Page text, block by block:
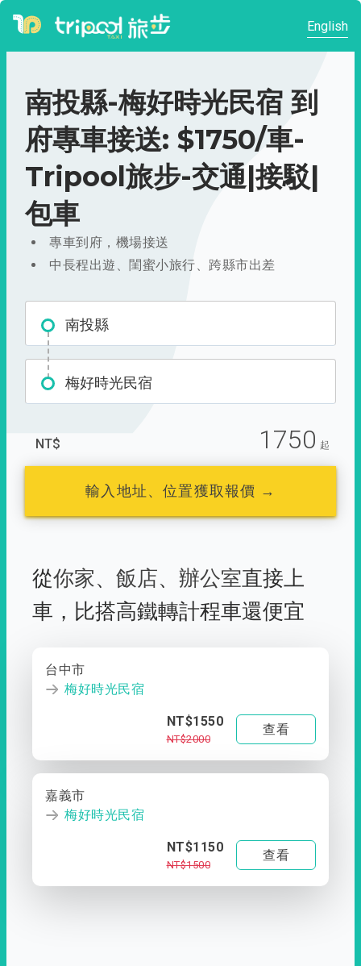
English
南投縣-梅好時光民宿 到
府專車接送: $1750/車-
Tripool旅步-交通|接駁|
包車
專車到府，機場接送
中長程出遊、閨蜜小旅行、跨縣市出差
南投縣
梅好時光民宿
NT$ 1750 起
輸入地址、位置獲取報價 →
從你家、 飯店、 辦公室直接上
車， 比搭高鐵轉計程車還便宜
台中市
梅好時光民宿
NT$1550
NT$2000
查看
嘉義市
梅好時光民宿
NT$1150
NT$1500
查看